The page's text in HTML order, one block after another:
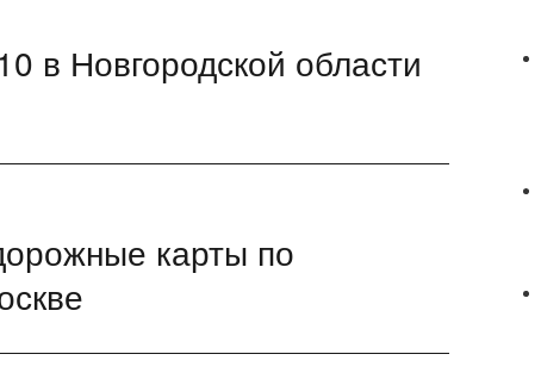
в Новгородской области
карты по